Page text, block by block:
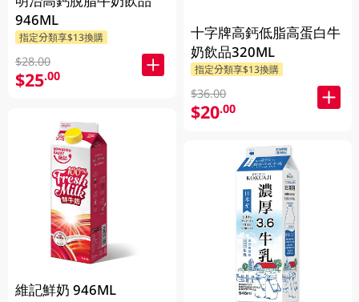
946ML
指定分類享$13換購
$28.00
$25.00
維記鮮奶 946ML
十字牌高鈣低脂高蛋白牛
奶飲品320ML
指定分類享$13換購
$36.00
$20.00